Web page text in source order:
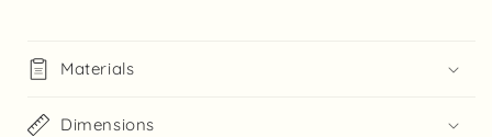
Materials
Dimensions